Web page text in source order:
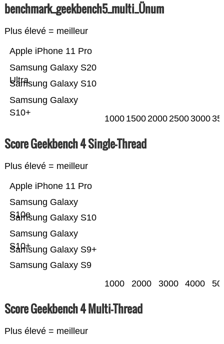
benchmark_geekbench5_multi_Ünum
Plus élevé = meilleur
Samsung Galaxy
S10+
Samsung Galaxy S10
Samsung Galaxy S20
Ultra
Apple iPhone 11 Pro
1000 1500200025003000
Score Geekbench 4 Single-Thread
Plus élevé = meilleur
Samsung Galaxy S9
Samsung Galaxy S9+
Samsung Galaxy
S10+
Samsung Galaxy S10
Samsung Galaxy
S10e
Apple iPhone 11 Pro
1000 2000 3000 4000
Score Geekbench 4 Multi-Thread
Plus élevé = meilleur